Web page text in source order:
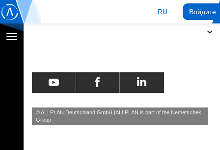
RU Войдите
Переключение
© ALLPLAN Deutschland GmbH ALLPLAN is part of the Nemetschek
Group